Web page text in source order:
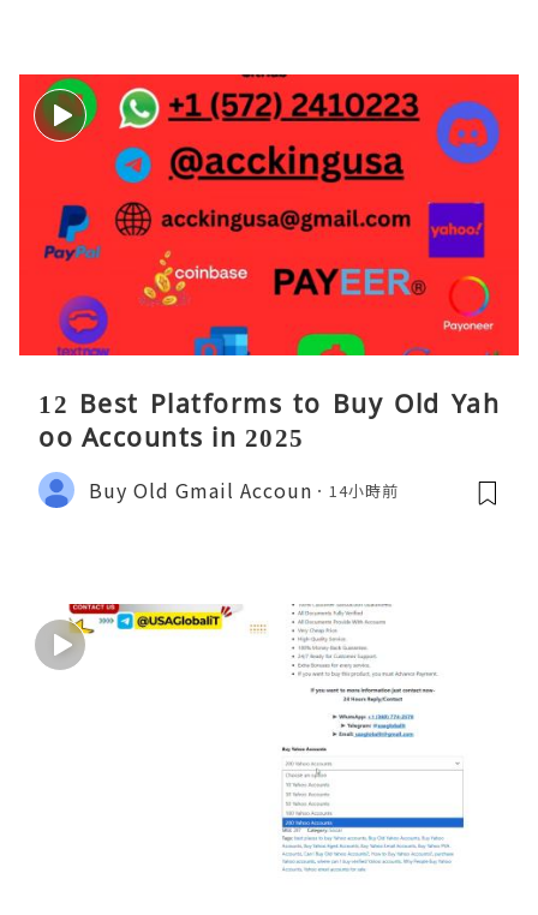
12 Best Platforms to Buy Old Yah
oo Accounts in 2025
Buy Old Gmail Accoun 14小時前